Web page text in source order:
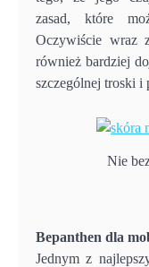
zasad, które
Oczywiście wraz
również bardziej
szczególnej troski i
Nie
Bepanthen dla
Jednym z